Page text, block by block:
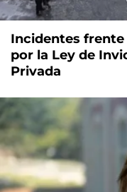
Incidentes frente
por la Ley de
Privada